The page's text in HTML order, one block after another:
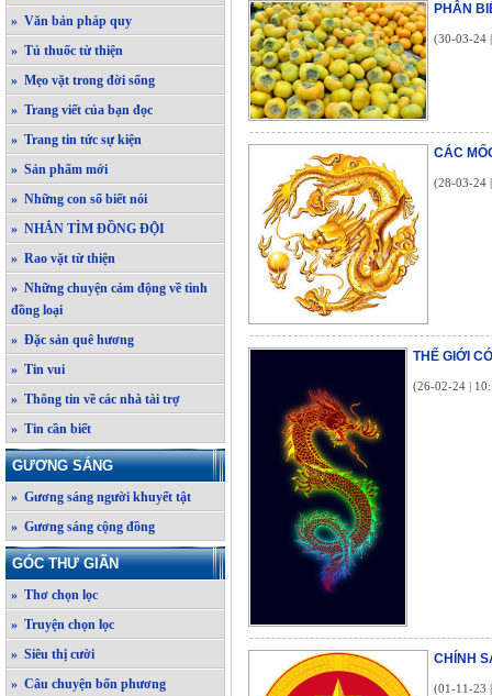
» Văn bản pháp quy
» Tủ thuốc từ thiện
» Mẹo vặt trong đời sống
» Trang viết của bạn đọc
» Trang tin tức sự kiện
» Sản phẩm mới
» Những con số biết nói
» NHẮN TÌM ĐỒNG ĐỘI
» Rao vặt từ thiện
» Những chuyện cảm động về tình
đồng loại
» Đặc sản quê hương
» Tin vui
» Thông tin về các nhà tài trợ
» Tin cần biết
GƯƠNG SÁNG
» Gương sáng người khuyết tật
» Gương sáng cộng đồng
GÓC THƯ GIÃN
» Thơ chọn lọc
» Truyện chọn lọc
» Siêu thị cười
» Câu chuyện bốn phương
PHÂN
(30-03-24
CÁC
(28-03-24
THẾ GIỚI
(26-02-24 |
CHÍNH
(01-11-23